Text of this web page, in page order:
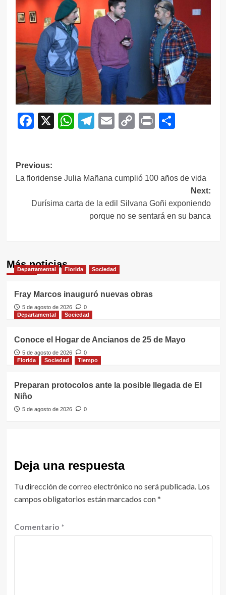
Facebook
X WhatsApp
Telegram
EmailCopy
Print
Navegación
de
entradas
Previous:
La floridense Julia Mañana cumplió 100 años de vida
Next:
Durísima carta de la edil Silvana Goñi exponiendo
porque no se sentará en su banca
Más noticias
Departamental Florida Sociedad
Fray Marcos inauguró nuevas obras
5 de agosto de 2026
0
Departamental
Sociedad
Conoce el Hogar de Ancianos de 25 de Mayo
5 de agosto de 2026
0
Florida
Sociedad Tiempo
Preparan protocolos ante la posible llegada de El
Niño
5 de agosto de 2026 0
Deja una respuesta
Tu dirección de correo electrónico no será publicada. Los
campos obligatorios están marcados con*
Comentario *